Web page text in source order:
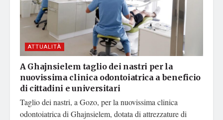
ATTUALITÀ
A Ghajnsielem taglio dei nastri per la
nuovissima clinica odontoiatrica a beneficio
di cittadini e universitari
Taglio dei nastri, a Gozo, per la nuovissima clinica
odontoiatrica di Ghajnsielem, dotata di attrezzature di